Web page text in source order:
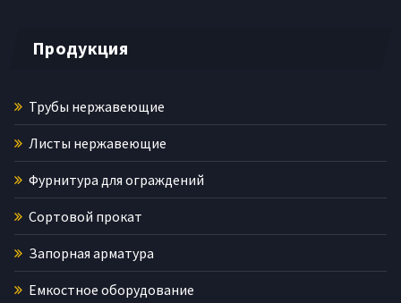
Продукция
Трубы нержавеющие
Листы нержавеющие
Фурнитура для ограждений
Сортовой прокат
Запорная арматура
Емкостное оборудование